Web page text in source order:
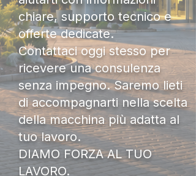
chiare, supporto tecnico e
offerte dedicate.
Contattaci oggi stesso per
ricevere una consulenza
senza impegno. Saremo lieti
di accompagnarti nella scelta
della macchina più adatta al
tuo lavoro.
DIAMO FORZA AL TUO
LAVORO.